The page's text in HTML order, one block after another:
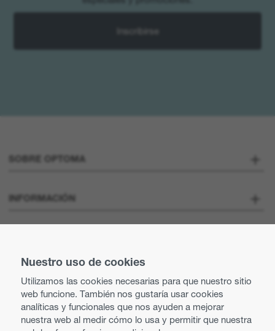
Nuestro uso de cookies
Utilizamos las cookies necesarias para que nuestro sitio
web funcione. También nos gustaría usar cookies
analíticas y funcionales que nos ayuden a mejorar
nuestra web al medir cómo lo usa y permitir que nuestra
Inscribirse
SOBRE OPTOMA
Sobre nosotros
Prensa
Prácticas comerciales y éticas
Política de igualdad
INFORMACIÓN
Contacte con nosotros
Búsqueda de distribuidor